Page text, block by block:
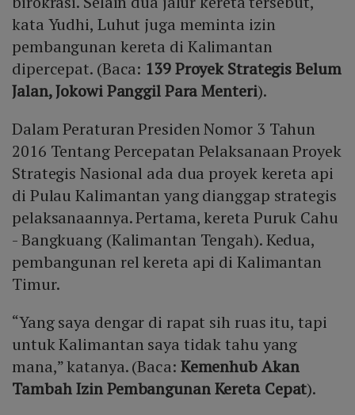
kata Yudhi, Luhut juga meminta izin
pembangunan kereta di Kalimantan
dipercepat. (Baca: 139 Proyek Strategis Belum
Jalan, Jokowi Panggil Para Menteri).
Dalam Peraturan Presiden Nomor 3 Tahun
2016 Tentang Percepatan Pelaksanaan Proyek
Strategis Nasional ada dua proyek kereta api
di Pulau Kalimantan yang dianggap strategis
pelaksanaannya. Pertama, kereta Puruk Cahu
- Bangkuang (Kalimantan Tengah). Kedua,
pembangunan rel kereta api di Kalimantan
Timur.
“Yang saya dengar di rapat sih ruas itu, tapi
untuk Kalimantan saya tidak tahu yang
mana,” katanya. (Baca: Kemenhub Akan
Tambah Izin Pembangunan Kereta Cepat).